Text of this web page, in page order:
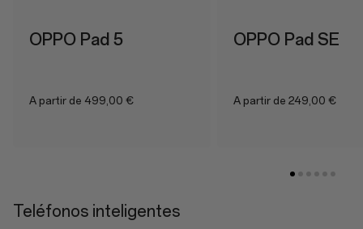
OPPO Pad 5
A partir de 499,00 €
OPPO Pad SE
A partir de 249,00 €
Teléfonos inteligentes